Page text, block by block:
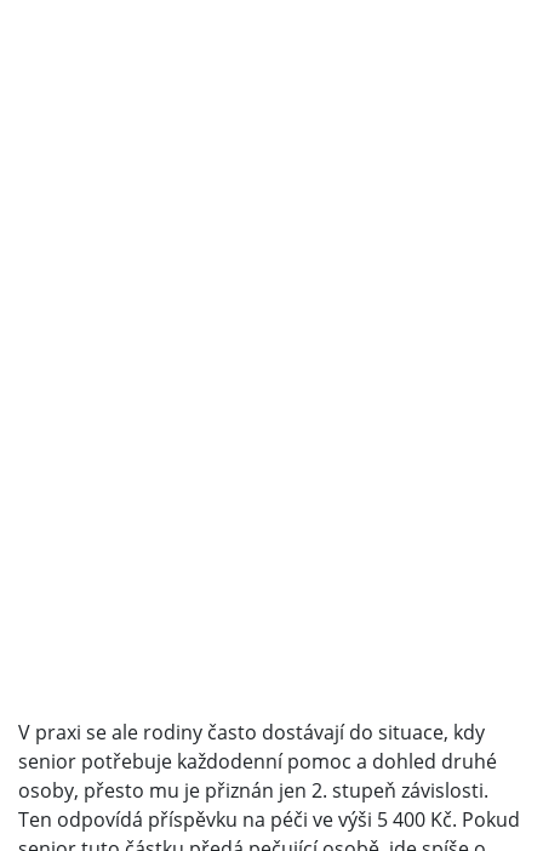
V praxi se ale rodiny často dostávají do situace, kdy
senior potřebuje každodenní pomoc a dohled druhé
osoby, přesto mu je přiznán jen 2. stupeň závislosti.
Ten odpovídá příspěvku na péči ve výši 5 400 Kč. Pokud